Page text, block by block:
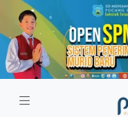
Skip
content